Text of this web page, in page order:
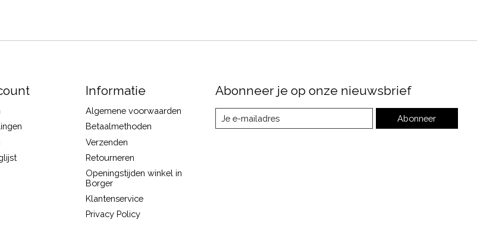
Informatie
Algemene voorwaarden
Betaalmethoden
Verzenden
Retourneren
Openingstijden winkel in
Borger
Klantenservice
Privacy Policy
Abonneer je op onze nieuwsbrief
Abonneer